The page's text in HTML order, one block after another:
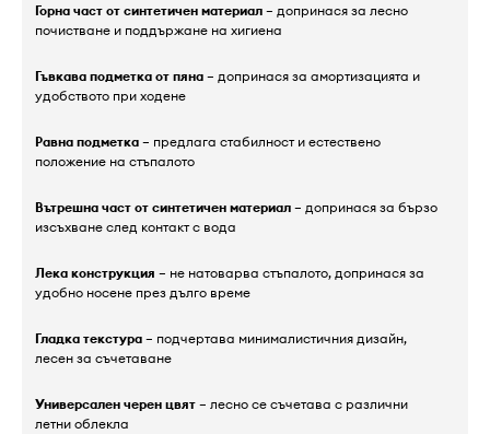
Горна част от синтетичен материал – допринася за лесно
почистване и поддържане на хигиена
Гъвкава подметка от пяна – допринася за амортизацията и
удобството при ходене
Равна подметка – предлага стабилност и естествено
положение на стъпалото
Вътрешна част от синтетичен материал – допринася за бързо
изсъхване след контакт с вода
Лека конструкция – не натоварва стъпалото, допринася за
удобно носене през дълго време
Гладка текстура – подчертава минималистичния дизайн,
лесен за съчетаване
Универсален черен цвят – лесно се съчетава с различни
летни облекла